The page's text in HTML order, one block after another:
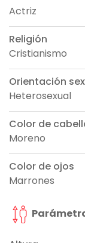
Actriz
Religión
Cristianismo
Orientación
Heterosexual
Color de
Moreno
Color de ojos
Marrones